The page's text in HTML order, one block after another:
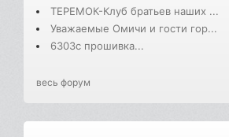
ТЕРЕМОК-Клуб братьев наших ...
Уважаемые Омичи и гости гор...
6303с прошивка...
весь форум